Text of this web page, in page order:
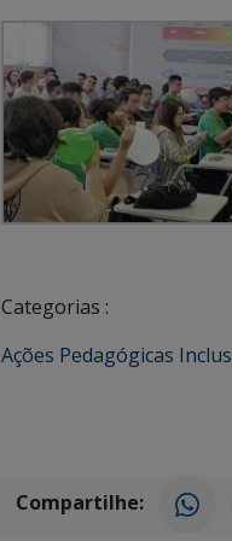
Categorias :
Ações Pedagógicas
Compartilhe: